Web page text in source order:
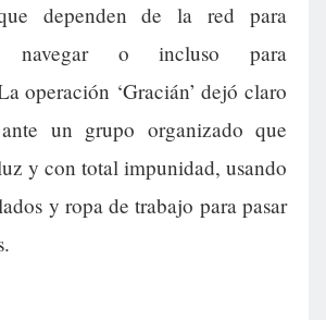
dependen de la red para
navegar o incluso para
operación ‘Gracián’ dejó claro
un grupo organizado que
y con total impunidad, usando
y ropa de trabajo para pasar